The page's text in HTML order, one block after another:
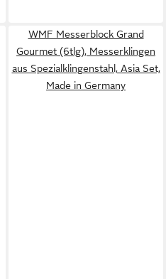
WMF Messerblock Grand
Gourmet (6tlg), Messerklingen
aus Spezialklingenstahl, Asia Set,
Made in Germany